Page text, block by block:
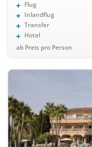
Flug
Inlandflug
Transfer
Hotel
ab Preis pro Person